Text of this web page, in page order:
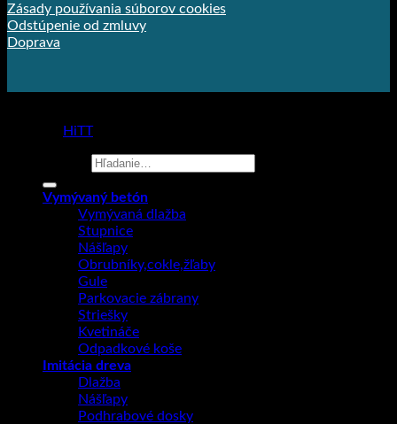
Zásady používania súborov cookies
Odstúpenie od zmluvy
Doprava
HiTT
Vymývaný betón
Vymývaná dlažba
Stupnice
Nášľapy
Obrubníky,cokle,žľaby
Gule
Parkovacie zábrany
Striešky
Kvetináče
Odpadkové koše
Imitácia dreva
Dlažba
Nášľapy
Podhrabové dosky